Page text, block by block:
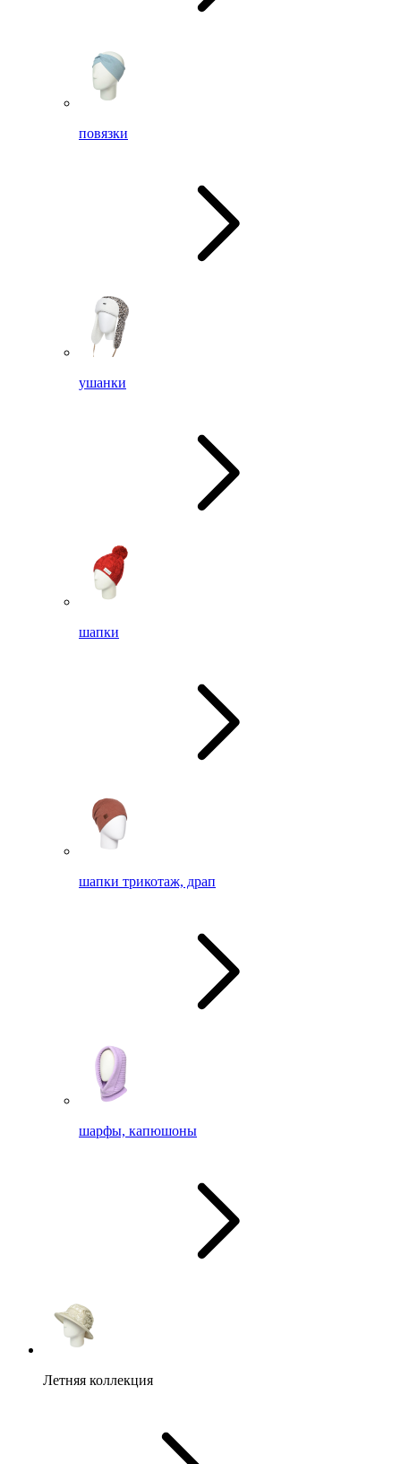
повязки
ушанки
шапки
шапки трикотаж, драп
шарфы, капюшоны
Летняя коллекция